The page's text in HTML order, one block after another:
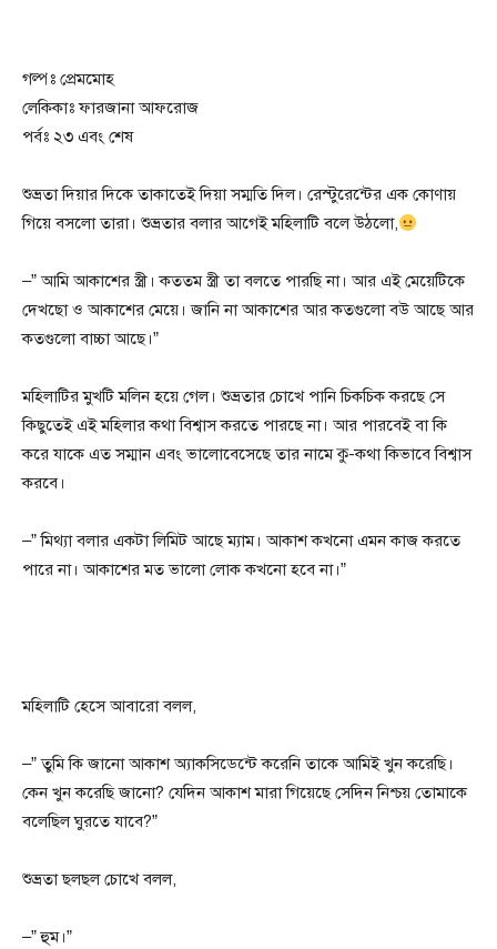
গল্পঃ প্রেমমোহ
লেকিকাঃ ফারজানা আফরোজ
পর্বঃ ২৩ এবং শেষ
শুভ্রতা দিয়ার দিকে তাকাতেই দিয়া সম্মতি দিল। রেস্টুরেন্টের এক কোণায়
গিয়ে বসলো তারা। শুভ্রতার বলার আগেই মহিলাটি বলে উঠলো,
–” আমি আকাশের স্ত্রী। কততম স্ত্রী তা বলতে পারছি না। আর এই মেয়েটিকে
দেখছো ও আকাশের মেয়ে। জানি না আকাশের আর কতগুলো বউ আছে আর
কতগুলো বাচ্চা আছে।”
মহিলাটির মুখটি মলিন হয়ে গেল। শুভ্রতার চোখে পানি চিকচিক করছে সে
কিছুতেই এই মহিলার কথা বিশ্বাস করতে পারছে না। আর পারবেই বা কি
করে যাকে এত সম্মান এবং ভালোবেসেছে তার নামে কু-কথা কিভাবে বিশ্বাস
করবে।
–” মিথ্যা বলার একটা লিমিট আছে ম্যাম। আকাশ কখনো এমন কাজ করতে
পারে না। আকাশের মত ভালো লোক কখনো হবে না।”
মহিলাটি হেসে আবারো বলল,
–” তুমি কি জানো আকাশ অ্যাকসিডেন্টে করেনি তাকে আমিই খুন করেছি।
কেন খুন করেছি জানো? যেদিন আকাশ মারা গিয়েছে সেদিন নিশ্চয় তোমাকে
বলেছিল ঘুরতে যাবে?”
শুভ্রতা ছলছল চোখে বলল,
–” হুম।”